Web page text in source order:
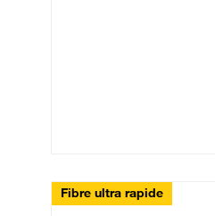
Fibre ultra rapide